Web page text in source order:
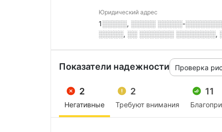
Юридический адрес
1░░░░░, ░░░░░ ░░░░░-
░░░░░, ░░ ░░░░░░░ ░░░░░░░░,
Показатели надежности Проверка
2
Негативные
2
Требуют внимания
11